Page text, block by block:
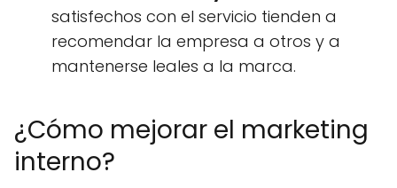
satisfechos con el servicio tienden a
recomendar la empresa a otros y a
mantenerse leales a la marca.
¿Cómo mejorar el marketing
interno?